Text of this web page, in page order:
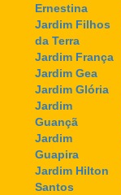
Ernestina
Jardim Filhos
da Terra
Jardim França
Jardim Gea
Jardim Glória
Jardim
Guançã
Jardim
Guapira
Jardim Hilton
Santos